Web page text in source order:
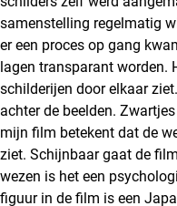
samenstelling regelmatig
er een proces op gang
lagen transparant worden.
schilderijen door elkaar
achter de beelden.
mijn film betekent dat de
ziet. Schijnbaar gaat de
wezen is het een
figuur in de film is een